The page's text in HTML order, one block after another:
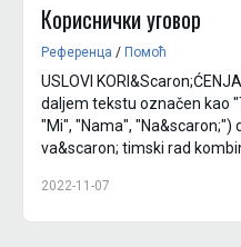
Кориснички уговор
Референца / Помоћ
USLOVI
daljem tekstu označen kao
"Mi", "Nama",
va&scaron; timski rad
2022-11-07